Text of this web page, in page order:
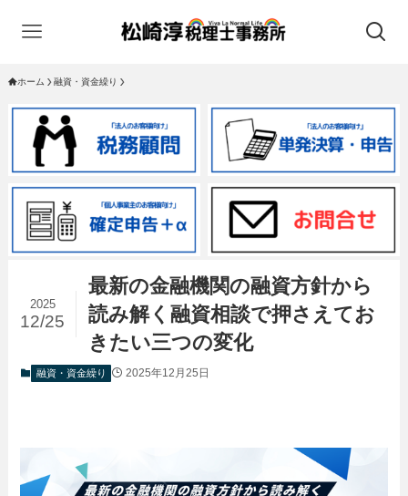
ホーム 融資・資金繰り
最新の金融機関の融資方針から
読み解く融資相談で押さえてお
きたい三つの変化
2025
12/25
融資・資金繰り 2025年12月25日